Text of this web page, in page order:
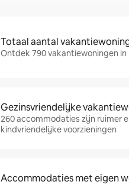
Totaal aantal
Ontdek 790 vakantiewoningen in
Gezinsvriendelijke
260 accommodaties zijn ruimer
kindvriendelijke voorzieningen
Accommodaties met eigen